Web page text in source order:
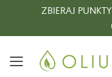
ZBIERAJ
Menu